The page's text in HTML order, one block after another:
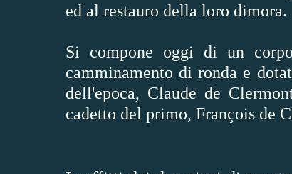
ed al restauro della loro dimora.
Si compone oggi di un
camminamento di ronda e
dell'epoca, Claude de
cadetto del primo, François de